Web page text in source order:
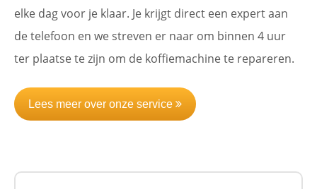
elke dag voor je klaar. Je krijgt direct een expert aan
de telefoon en we streven er naar om binnen 4 uur
ter plaatse te zijn om de koffiemachine te repareren.
Lees meer over onze service